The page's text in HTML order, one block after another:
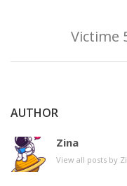
Victime
AUTHOR
Zina
View all posts by